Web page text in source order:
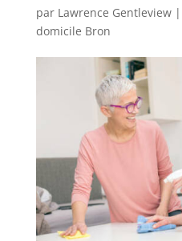
par Lawrence Gentleview|
domicile Bron